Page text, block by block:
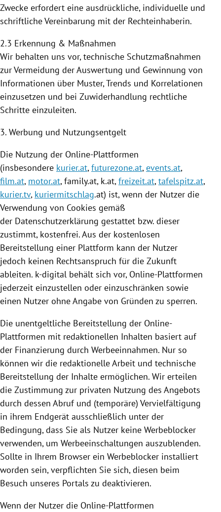
Zwecke erfordert eine ausdrückliche, individuelle und
schriftliche Vereinbarung mit der Rechteinhaberin.
2.3 Erkennung & Maßnahmen
Wir behalten uns vor, technische Schutzmaßnahmen
zur Vermeidung der Auswertung und Gewinnung von
Informationen über Muster, Trends und Korrelationen
einzusetzen und bei Zuwiderhandlung rechtliche
Schritte einzuleiten.
3. Werbung und Nutzungsentgelt
Die Nutzung der Online-Plattformen
(insbesondere kurier.at, futurezone.at, events.at,
film.at, motor.at, family.at, k.at, freizeit.at, tafelspitz.at,
kurier.tv, kuriermitschlag.at) ist, wenn der Nutzer die
Verwendung von Cookies gemäß
der Datenschutzerklärung gestattet bzw. dieser
zustimmt, kostenfrei. Aus der kostenlosen
Bereitstellung einer Plattform kann der Nutzer
jedoch keinen Rechts­anspruch für die Zukunft
ableiten. k-digital behält sich vor, Online-Plattformen
jederzeit einzustellen oder einzuschränken sowie
einen Nutzer ohne Angabe von Gründen zu sperren.
Die unentgeltliche Bereitstellung der Online-
Plattformen mit redaktionellen Inhalten basiert auf
der Finanzierung durch Werbeeinnahmen. Nur so
können wir die redaktionelle Arbeit und technische
Bereitstellung der Inhalte ermöglichen. Wir erteilen
die Zustimmung zur privaten Nutzung des Angebots
durch dessen Abruf und (temporäre) Vervielfältigung
in ihrem Endgerät ausschließlich unter der
Bedingung, dass Sie als Nutzer keine Werbeblocker
verwenden, um Werbeeinschaltungen auszublenden.
Sollte in Ihrem Browser ein Werbeblocker installiert
worden sein, verpflichten Sie sich, diesen beim
Besuch unseres Portals zu deaktivieren.
Wenn der Nutzer die Online-Plattformen